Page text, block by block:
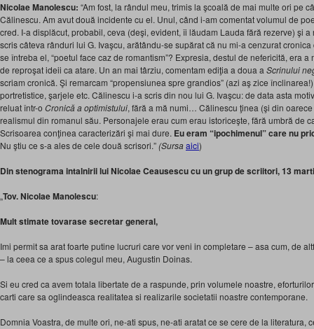
Nicolae Manolescu: “Am fost, la rândul meu, trimis la şcoală de mai multe ori pe
Călinescu. Am avut două incidente cu el. Unul, când i-am comentat volumul de
cred. I-a displăcut, probabil, ceva (deşi, evident, îi lăudam Lauda fără rezerve) şi
scris câteva rânduri lui G. Ivaşcu, arătându-se supărat că nu mi-a cenzurat
se întreba el, “poetul face caz de romantism”? Expresia, destul de nefericită, era
de reproşat ideii ca atare. Un an mai târziu, comentam ediţia a doua a Scrinului
scriam cronică. Şi remarcam “propensiunea spre grandios” (azi aş zice
portretistice, şarjele etc. Călinescu i-a scris din nou lui G. Ivaşcu: de data asta
reluat într-o Cronică a optimistului, fără a mă numi… Călinescu ţinea (şi din
realismul din romanul său. Personajele erau cum erau istoriceşte, fără umbră de
Scrisoarea conţinea caracterizări şi mai dure. Eu eram “ipochimenul” care nu
Nu ştiu ce s-a ales de cele două scrisori.”(Sursaaici)
Din stenograma intalnirii lui Nicolae Ceausescu cu un grup de scriitori,13
„Tov. Nicolae Manolescu:
Mult stimate tovarase secretar general,
Imi permit sa arat foarte putine lucruri care vor veni in completare – asa cum, de
– la ceea ce a spus colegul meu, Augustin Doinas.
Si eu cred ca avem totala libertate de a raspunde, prin volumele noastre,
carti care sa oglindeasca realitatea si realizarile societatii noastre contemporane.
Domnia Voastra, de multe ori, ne-ati spus, ne-ati aratat ce se cere de la literatura,